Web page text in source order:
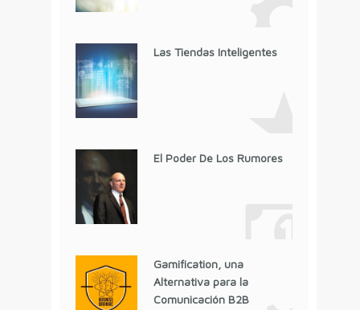
Las Tiendas Inteligentes
El Poder De Los Rumores
Gamification, una
Alternativa para la
Comunicación B2B